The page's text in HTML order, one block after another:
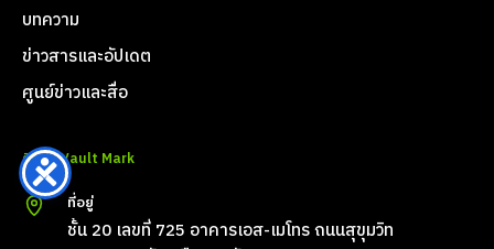
บทความ
ข่าวสารและอัปเดต
ศูนย์ข่าวและสื่อ
ติดต่อ Vault Mark
ที่อยู่
ชั้น 20 เลขที่ 725 อาคารเอส-เมโทร ถนนสุขุมวิท